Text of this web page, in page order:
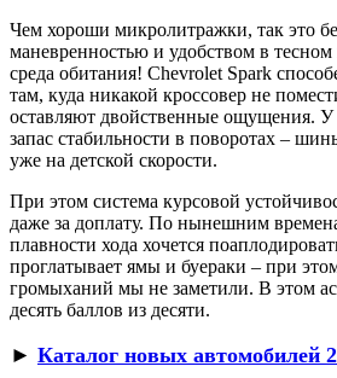
Чем хороши микролитражки, так это
маневренностью и удобством в
среда обитания! Chevrolet Spark
там, куда никакой кроссовер не
оставляют двойственные ощущения.
запас стабильности в поворотах –
уже на детской скорости.
При этом система курсовой
даже за доплату. По нынешним
плавности хода хочется
проглатывает ямы и буераки – при
громыханий мы не заметили. В этом
десять баллов из десяти.
► Каталог новых автомобилей